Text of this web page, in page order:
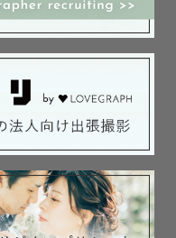
う子育ての記録を残し
写真はおまかせくださ
、見守る大人のみなさ